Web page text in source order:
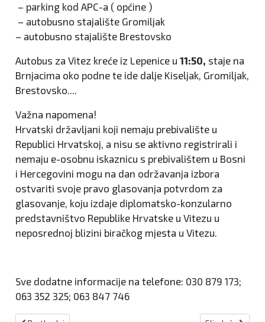
– parking kod APC-a ( općine )
– autobusno stajalište Gromiljak
– autobusno stajalište Brestovsko
Autobus za Vitez kreće iz Lepenice u 11:50, staje na
Brnjacima oko podne te ide dalje Kiseljak, Gromiljak,
Brestovsko....
Važna napomena!
Hrvatski državljani koji nemaju prebivalište u
Republici Hrvatskoj, a nisu se aktivno registrirali i
nemaju e-osobnu iskaznicu s prebivalištem u Bosni
i Hercegovini mogu na dan održavanja izbora
ostvariti svoje pravo glasovanja potvrdom za
glasovanje, koju izdaje diplomatsko-konzularno
predstavništvo Republike Hrvatske u Vitezu u
neposrednoj blizini biračkog mjesta u Vitezu.
Sve dodatne informacije na telefone: 030 879 173;
063 352 325; 063 847 746